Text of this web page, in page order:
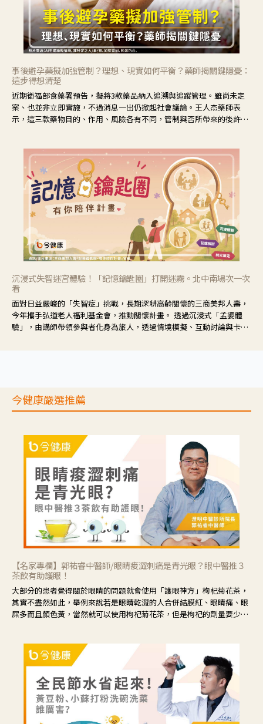
事後避孕藥擬加強管制？理想、現實如何平衡？藥師揭關鍵隱憂：
這步得想清楚
近期衛福部食藥署預告，擬將3款藥品納入追溯與追蹤管理。雖尚未定
案、也並非立即實施，不過消息一出仍掀起社會議論。王人杰藥師表
示，這三款藥物目的、作用、風險各有不同，管制與否所帶來的後許影
沉浸式失智迷宮體驗！「記憶鑰匙圈」打開迷霧。北中南場次一次
看
面對日益嚴峻的「失智症」挑戰，長期深耕高齡關懷的三商美邦人壽，
今年攜手弘道老人福利基金會，推動關懷計畫。 透過沉浸式「孟婆體
驗」，由講師帶領參與者化身為旅人，透過情境模擬、互動討論與卡牌
今健康嚴選推薦
【名家專欄】郭祐睿中醫師/眼睛痠澀刺痛是青光眼？眼中醫推３
茶飲有助護眼！
大部分的患者覺得關於眼睛的問題就會使用「護眼神方」枸杞菊花茶，
其實不盡然如此，舉例來說若是眼睛乾澀的人合併結膜紅、眼睛痛、眼
屎多而且顏色黃，當然就可以使用枸杞菊花茶，但是枸杞的劑量要少，
候就要使用菊花、金銀花來治療；假如單純的眼睛乾澀，結膜沒有紅，
眼睛周圍沒有眼屎，這種情況是屬於「陰虛」，就可以使用枸杞、蓮
藕、麥門冬、山藥等比較滋潤的藥材，效果就更顯著。